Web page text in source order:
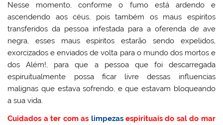
Nesse momento, conforme o fumo está ardendo e
ascendendo aos céus, pois também os maus espíritos
transferidos da pessoa infestada para a oferenda de ave
negra, esses maus espíritos estarão sendo expelidos,
exorcizados e enviados de volta para o mundo dos mortos e
dos Além!, para que a pessoa que foi descarregada
espiruitualmente possa ficar livre dessas influencias
malignas que estava sofrendo, e que estavam bloqueando
a sua vida.
Cuidados a ter com as limpezasespirituais do sal do mar